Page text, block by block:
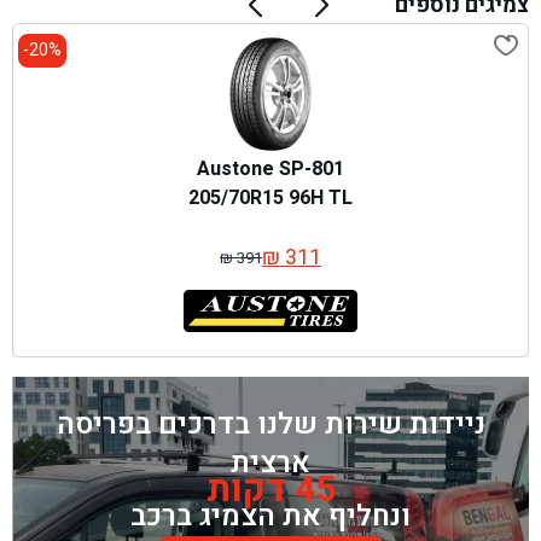
20%-
Austone SP-801
205/70R15 96H TL
₪391
המחיר
המקורי
היה:
₪ 391.
₪311 המחיר
הנוכחי
הוא:
₪ 311.
ניידות שירות שלנו בדרכים בפריסה
ארצית
45 דקות
ונחליף את הצמיג ברכב